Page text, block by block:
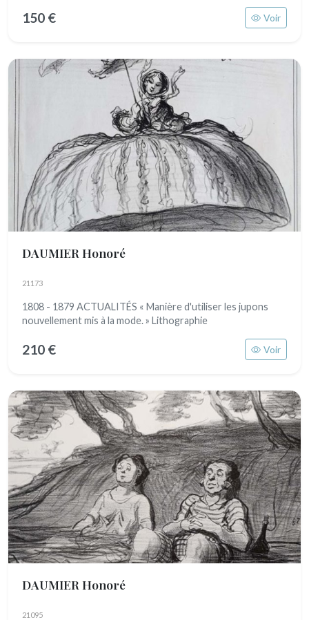
150 € Voir
DAUMIER Honoré
21173
1808 - 1879 ACTUALITÉS « Manière d'utiliser les jupons
nouvellement mis à la mode. » Lithographie
210 € Voir
DAUMIER Honoré
21095